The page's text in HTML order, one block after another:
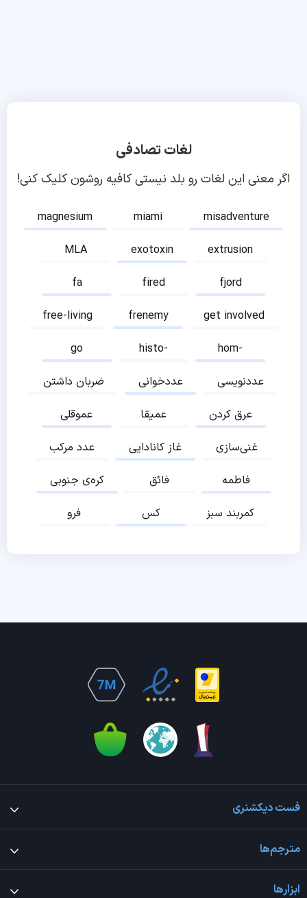
لغات تصادفی
اگر معنی این لغات رو بلد نیستی کافیه روشون کلیک کنی!
magnesium miami
misadventure
MLA
exotoxin
extrusion
fa
fired
fjord
free-living
frenemy
get involved
go
histo-
hom-
ضربان داشتن
عددخوانی
عددنویسی
عموقلی
عمیقا
عرق کردن
عدد مرکب
غاز کانادایی
غنی‌سازی
کره‌ی جنوبی
فائق
فاطمه
فرو
کس کمربند سبز
فست دیکشنری
مترجم‌ها
ابزارها